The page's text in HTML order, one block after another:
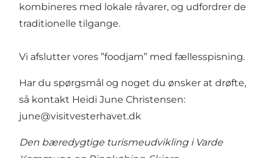
kombineres med lokale råvarer, og udfordrer de
traditionelle tilgange.
Vi afslutter vores ”foodjam” med fællesspisning.
Har du spørgsmål og noget du ønsker at drøfte,
så kontakt Heidi June Christensen:
june@visitvesterhavet.dk
Den bæredygtige turismeudvikling i Varde